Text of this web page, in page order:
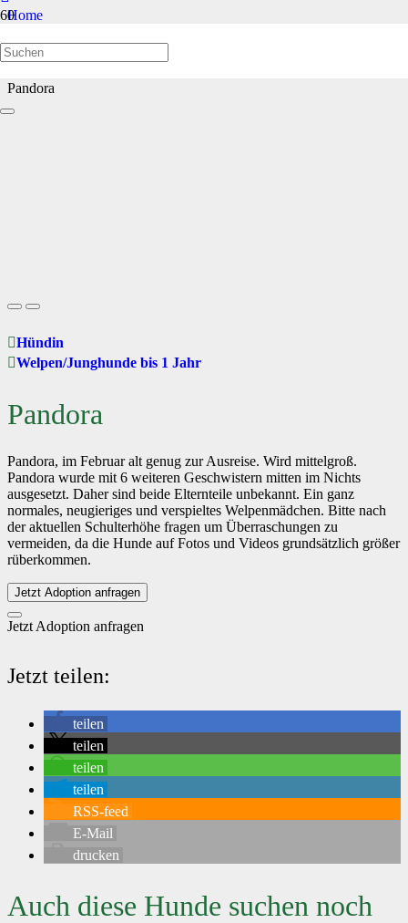
Home
Welpen/Junghunde bis 1 Jahr
Pandora
Hündin
Welpen/Junghunde bis 1 Jahr
Pandora
Pandora, im Februar alt genug zur Ausreise. Wird mittelgroß.
Pandora wurde mit 6 weiteren Geschwistern mitten im Nichts
ausgesetzt. Daher sind beide Elternteile unbekannt. Ein ganz
normales, neugieriges und verspieltes Welpenmädchen. Bitte nach
der aktuellen Schulterhöhe fragen um Überraschungen zu
vermeiden, da die Hunde auf Fotos und Videos grundsätzlich größer
rüberkommen.
Jetzt Adoption anfragen
Jetzt Adoption anfragen
Jetzt teilen:
teilen
teilen
teilen
teilen
RSS-feed
E-Mail
drucken
Auch diese Hunde suchen noch